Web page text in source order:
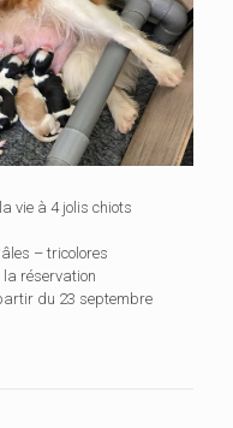
vie à 4 jolis chiots
– tricolores
la réservation
du 23 septembre